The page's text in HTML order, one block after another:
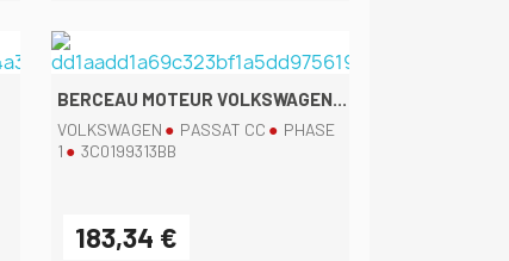
BERCEAU MOTEUR VOLKSWAGEN...
VOLKSWAGEN PASSAT CC
PHASE
1
3C0199313BB
183,34 €